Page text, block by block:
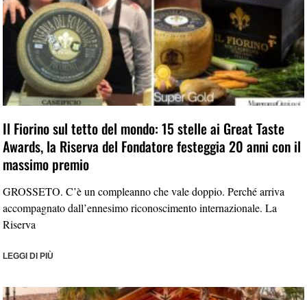
Il Fiorino sul tetto del mondo: 15 stelle ai Great Taste
Awards, la Riserva del Fondatore festeggia 20 anni con il
massimo premio
GROSSETO. C’è un compleanno che vale doppio. Perché arriva
accompagnato dall’ennesimo riconoscimento internazionale. La
Riserva
LEGGI DI PIÙ